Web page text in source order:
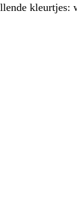
kleurtjes: